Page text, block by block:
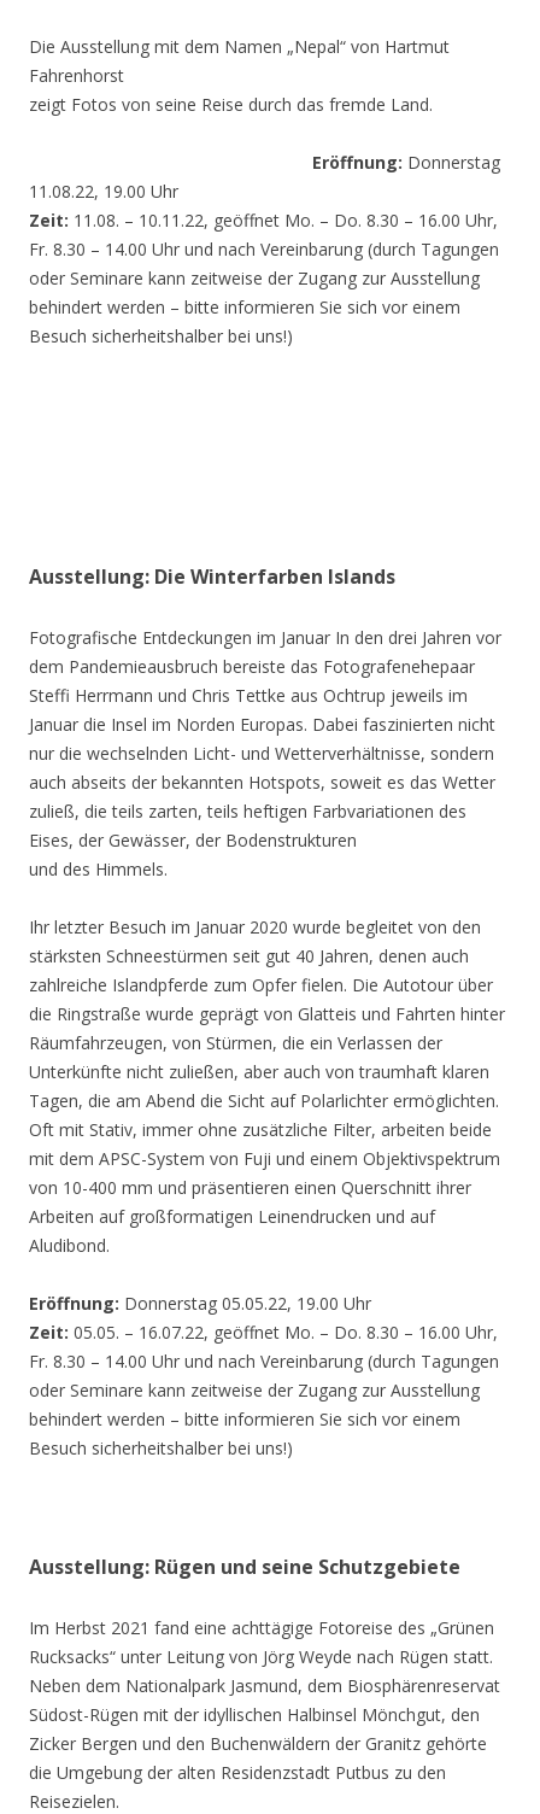
Die Ausstellung mit dem Namen „Nepal“ von Hartmut
Fahrenhorst
zeigt Fotos von seine Reise durch das fremde Land.
Eröffnung: Donnerstag
11.08.22, 19.00 Uhr
Zeit: 11.08. – 10.11.22, geöffnet Mo. – Do. 8.30 – 16.00 Uhr,
Fr. 8.30 – 14.00 Uhr und nach Vereinbarung (durch Tagungen
oder Seminare kann zeitweise der Zugang zur Ausstellung
behindert werden – bitte informieren Sie sich vor einem
Besuch sicherheitshalber bei uns!)
Ausstellung: Die Winterfarben Islands
Fotografische Entdeckungen im Januar In den drei Jahren vor
dem Pandemieausbruch bereiste das Fotografenehepaar
Steffi Herrmann und Chris Tettke aus Ochtrup jeweils im
Januar die Insel im Norden Europas. Dabei faszinierten nicht
nur die wechselnden Licht- und Wetterverhältnisse, sondern
auch abseits der bekannten Hotspots, soweit es das Wetter
zuließ, die teils zarten, teils heftigen Farbvariationen des
Eises, der Gewässer, der Bodenstrukturen
und des Himmels.
Ihr letzter Besuch im Januar 2020 wurde begleitet von den
stärksten Schneestürmen seit gut 40 Jahren, denen auch
zahlreiche Islandpferde zum Opfer fielen. Die Autotour über
die Ringstraße wurde geprägt von Glatteis und Fahrten hinter
Räumfahrzeugen, von Stürmen, die ein Verlassen der
Unterkünfte nicht zuließen, aber auch von traumhaft klaren
Tagen, die am Abend die Sicht auf Polarlichter ermöglichten.
Oft mit Stativ, immer ohne zusätzliche Filter, arbeiten beide
mit dem APSC-System von Fuji und einem Objektivspektrum
von 10-400 mm und präsentieren einen Querschnitt ihrer
Arbeiten auf großformatigen Leinendrucken und auf
Aludibond.
Eröffnung: Donnerstag 05.05.22, 19.00 Uhr
Zeit: 05.05. – 16.07.22, geöffnet Mo. – Do. 8.30 – 16.00 Uhr,
Fr. 8.30 – 14.00 Uhr und nach Vereinbarung (durch Tagungen
oder Seminare kann zeitweise der Zugang zur Ausstellung
behindert werden – bitte informieren Sie sich vor einem
Besuch sicherheitshalber bei uns!)
Ausstellung: Rügen und seine Schutzgebiete
Im Herbst 2021 fand eine achttägige Fotoreise des „Grünen
Rucksacks“ unter Leitung von Jörg Weyde nach Rügen statt.
Neben dem Nationalpark Jasmund, dem Biosphärenreservat
Südost-Rügen mit der idyllischen Halbinsel Mönchgut, den
Zicker Bergen und den Buchenwäldern der Granitz gehörte
die Umgebung der alten Residenzstadt Putbus zu den
Reisezielen.